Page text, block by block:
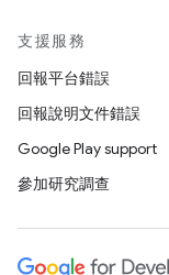
支援服務
回報平台錯誤
回報說明文件錯誤
Google Play support
參加研究調查